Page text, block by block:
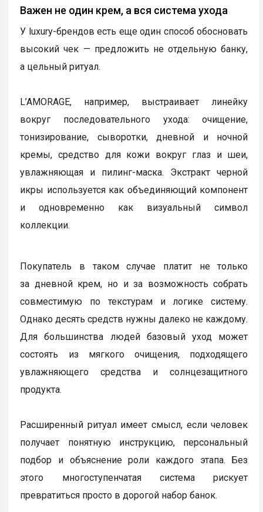
Важен не один крем, а вся система ухода
У luxury-брендов есть еще один способ обосновать
высокий чек — предложить не отдельную банку,
а цельный ритуал.
L’AMORAGE, например, выстраивает линейку
вокруг последовательного ухода: очищение,
тонизирование, сыворотки, дневной и ночной
кремы, средство для кожи вокруг глаз и шеи,
увлажняющая и пилинг-маска. Экстракт черной
икры используется как объединяющий компонент
и одновременно как визуальный символ
коллекции.
Покупатель в таком случае платит не только
за дневной крем, но и за возможность собрать
совместимую по текстурам и логике систему.
Однако десять средств нужны далеко не каждому.
Для большинства людей базовый уход может
состоять из мягкого очищения, подходящего
увлажняющего средства и солнцезащитного
продукта.
Расширенный ритуал имеет смысл, если человек
получает понятную инструкцию, персональный
подбор и объяснение роли каждого этапа. Без
этого многоступенчатая система рискует
превратиться просто в дорогой набор банок.